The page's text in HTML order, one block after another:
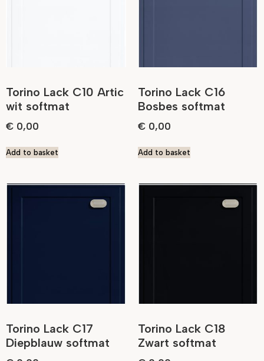
Torino Lack C10 Artic
wit softmat
€ 0,00
Add to basket
Torino Lack C16
Bosbes softmat
€ 0,00
Add to basket
Torino Lack C17
Diepblauw softmat
Torino Lack C18
Zwart softmat